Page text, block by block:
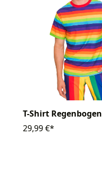
T-Shirt Regenbogen
29,99 €*